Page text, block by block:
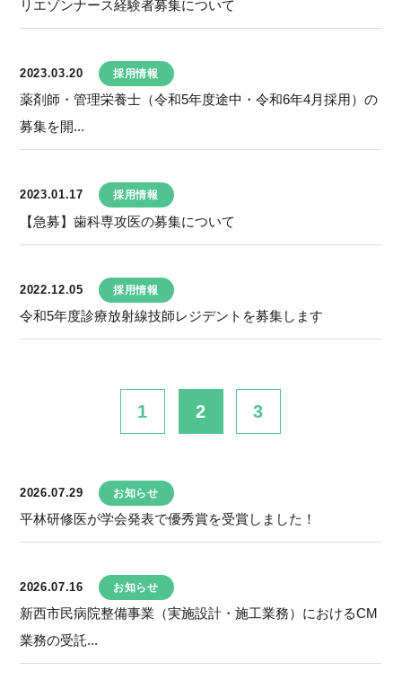
リエゾンナース経験者募集について
2023.03.20 採用情報
薬剤師・管理栄養士（令和5年度途中・令和6年4月採用）の
募集を開...
2023.01.17 採用情報
【急募】歯科専攻医の募集について
2022.12.05 採用情報
令和5年度診療放射線技師レジデントを募集します
1 2 3
2026.07.29 お知らせ
平林研修医が学会発表で優秀賞を受賞しました！
2026.07.16 お知らせ
新西市民病院整備事業（実施設計・施工業務）におけるCM
業務の受託...